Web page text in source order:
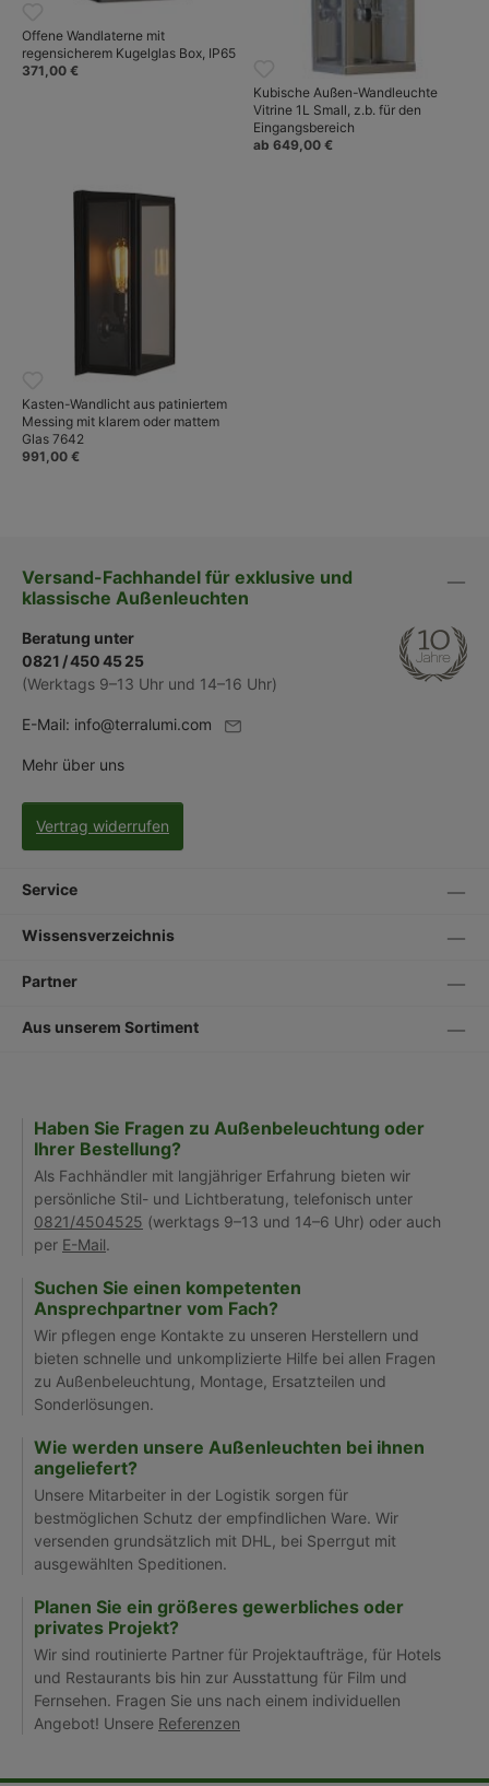
Offene Wandlaterne mit
regensicherem Kugelglas Box, IP65
371,00 €
Kubische Außen-Wandleuchte
Vitrine 1L Small, z.b. für den
Eingangsbereich
ab 649,00 €
Kasten-Wandlicht aus patiniertem
Messing mit klarem oder mattem
Glas 7642
991,00 €
Versand-Fachhandel für exklusive und
klassische Außenleuchten
Beratung unter
0821 / 450 45 25
(Werktags 9–13 Uhr und 14–16 Uhr)
E-Mail: info@terralumi.com
Mehr über uns
Vertrag widerrufen
Service
Wissensverzeichnis
Partner
Aus unserem Sortiment
Haben Sie Fragen zu Außenbeleuchtung oder
Ihrer Bestellung?
Als Fachhändler mit langjähriger Erfahrung bieten wir
persönliche Stil- und Lichtberatung, telefonisch unter
0821/4504525 (werktags 9–13 und 14–6 Uhr) oder auch
per E-Mail.
Suchen Sie einen kompetenten
Ansprechpartner vom Fach?
Wir pflegen enge Kontakte zu unseren Herstellern und
bieten schnelle und unkomplizierte Hilfe bei allen Fragen
zu Außenbeleuchtung, Montage, Ersatzteilen und
Sonderlösungen.
Wie werden unsere Außenleuchten bei ihnen
angeliefert?
Unsere Mitarbeiter in der Logistik sorgen für
bestmöglichen Schutz der empfindlichen Ware. Wir
versenden grundsätzlich mit DHL, bei Sperrgut mit
ausgewählten Speditionen.
Planen Sie ein größeres gewerbliches oder
privates Projekt?
Wir sind routinierte Partner für Projektaufträge, für Hotels
und Restaurants bis hin zur Ausstattung für Film und
Fernsehen. Fragen Sie uns nach einem individuellen
Angebot! Unsere Referenzen